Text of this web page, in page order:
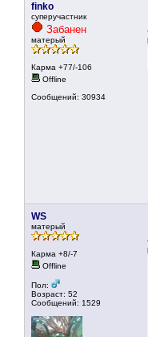
finko
суперучастник
Забанен
матерый
Карма +77/-106
Offline
Сообщений: 30934
WS
матерый
Карма +8/-7
Offline
Пол:
Возраст: 52
Сообщений: 1529